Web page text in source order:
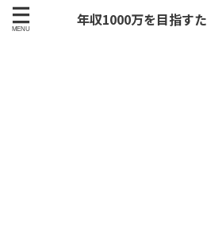
年収1000万を目指す